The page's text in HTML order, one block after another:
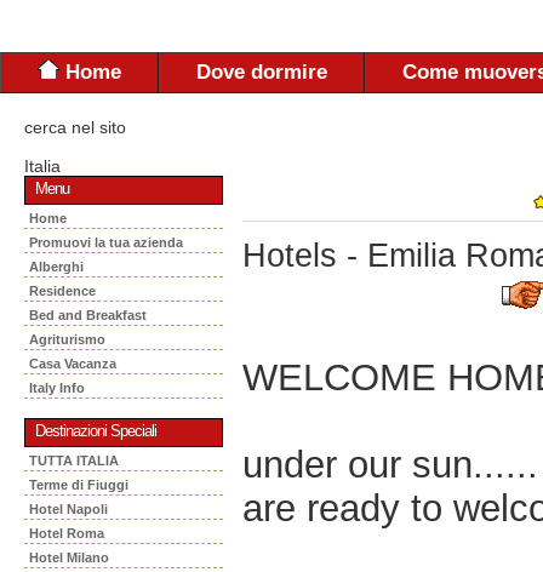
Home Dove dormire Come
cerca nel sito
Italia
Menu
Home
Promuovi la tua azienda
Alberghi
Residence
Bed and Breakfast
Agriturismo
Casa Vacanza
Italy Info
Destinazioni Speciali
TUTTA ITALIA
Terme di Fiuggi
Hotel Napoli
Hotel Roma
Hotel Milano
Hotels - Emilia
WELCOME
under our
are ready to